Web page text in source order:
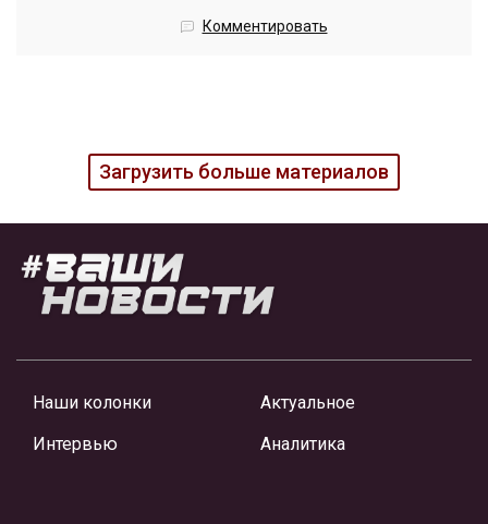
Комментировать
Загрузить больше материалов
Наши колонки
Интервью
Актуальное
Аналитика